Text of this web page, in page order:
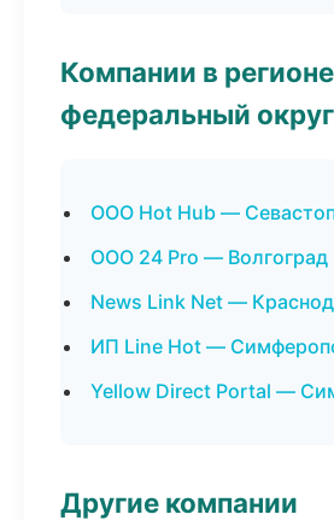
Компании в
федеральный округ
ООО Hot Hub —
ООО 24 Pro — Волгоград
News Link Net —
ИП Line Hot —
Yellow Direct Portal —
Другие компании